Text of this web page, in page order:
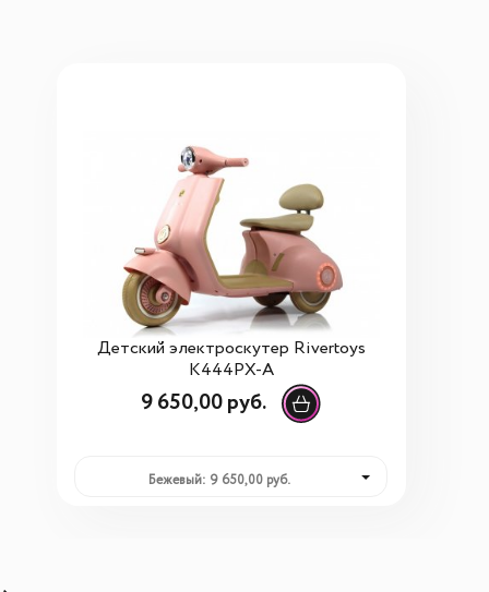
Детский электроскутер Rivertoys
K444PX-A
9 650,00 руб.
Бежевый: 9 650,00 руб.